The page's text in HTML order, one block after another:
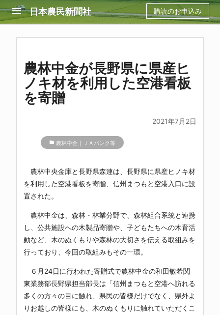
menu 日本農民新聞社 購読のお申込み
農林中金が長野県に県産ヒ
ノキ材を利用した空港看板
を寄贈
2021年7月2日
folder 農林中金｜ＪＡバンク等
農林中央金庫と長野県森連は、長野県に県産ヒノキ材
を利用した空港看板を寄贈、信州まつもと空港入口に設
置された。
農林中金は、森林・林業分野で、森林組合系統と連携
し、公共施設への木製品寄贈や、子どもたちへの木育活
動など、木のぬくもりや森林の大切さを伝える取組みを
行っており、今回の取組みもその一環。
６月24日に行われた寄贈式で農林中金の和田敏希関
東業務部長野県担当部長は「信州まつもと空港へ訪れる
多くの方々の目に触れ、県民の皆様だけでなく、県外よ
りお越しの皆様にも、木のぬくもりに触れていただくこ